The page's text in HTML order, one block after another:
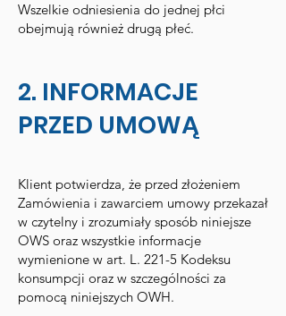
Wszelkie odniesienia do jednej płci
obejmują również drugą płeć.
2. INFORMACJE
PRZED UMOWĄ
Klient potwierdza, że przed złożeniem
Zamówienia i zawarciem umowy przekazał
w czytelny i zrozumiały sposób niniejsze
OWS oraz wszystkie informacje
wymienione w art. L. 221-5 Kodeksu
konsumpcji oraz w szczególności za
pomocą niniejszych OWH.